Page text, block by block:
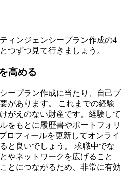
ィンジェンシープラン作成の4
つずつ見て行きましょう。
高める
ープラン作成に当たり、自己ブ
があります。
これまでの経験
がえのない財産です。経験して
をもとに履歴書やポートフォリ
ロフィールを更新してオンライ
と良いでしょう。
求職中でな
やネットワークを広げること
とにつながるため、非常に有効